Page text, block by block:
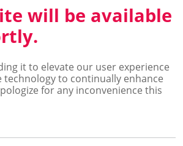
will be available
it to elevate our user experience
technology to continually enhance
for any inconvenience this
Terms of Serviceapply.